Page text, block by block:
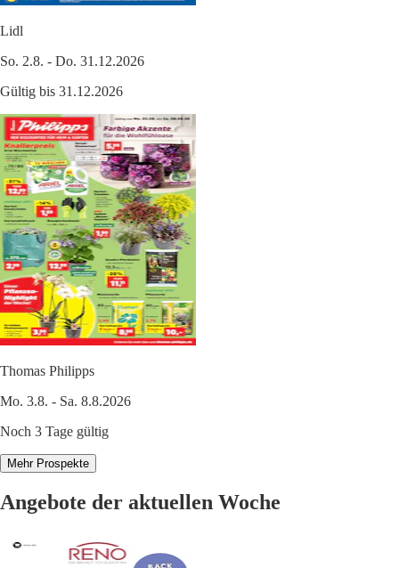
Lidl
So. 2.8. - Do. 31.12.2026
Gültig bis 31.12.2026
Thomas Philipps
Mo. 3.8. - Sa. 8.8.2026
Noch 3 Tage gültig
Mehr Prospekte
Angebote der aktuellen Woche